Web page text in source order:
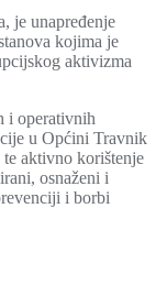
je unapređenje
kojima je
aktivizma
i operativnih
u Općini Travnik
aktivno korištenje
osnaženi i
i borbi